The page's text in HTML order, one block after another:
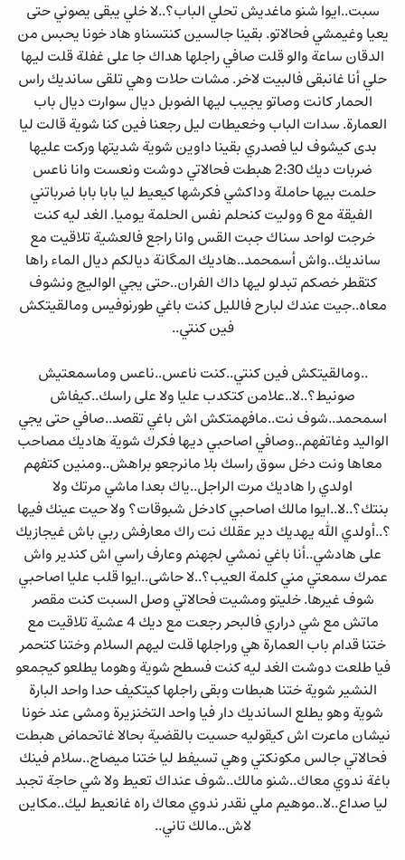
سبت..ايوا شنو ماغديش تحلي الباب؟..لا خلي يبقى يصوني حتى
يعيا وغيمشي فحالاتو. بقينا جالسين كنتسناو هاد خونا يحبس من
الدقان ساعة والو قلت صافي راجلها هداك جا على غفلة قلت ليها
حلي أنا غانبقى فالبيت لاخر. مشات حلات وهي تلقى سانديك راس
الحمار كانت وصاتو يجيب ليها الضوبل ديال سوارت ديال باب
العمارة. سدات الباب وخعيطات ليل رجعنا فين كنا شوية قالت ليا
بدى كيشوف ليا فصدري بقينا داوين شوية شديتها وركت عليها
ضربات ديك 2:30 هبطت فحالاتي دوشت ونعست وانا ناعس
حلمت بيها حاملة وداكشي فكرشها كيعيط ليا بابا بابا ضرباتني
الفيقة مع 6 ووليت كنحلم نفس الحلمة يوميا. الغد ليه كنت
خرجت لواحد سناك جبت القس وانا راجع فالعشية تلاقيت مع
سانديك..واش أسمحمد..هاديك المگانة ديالكم ديال الماء راها
كتقطر خصكم تبدلو ليها داك الفران..حتى يجي الواليج ونشوف
معاه..جيت عندك لبارح فالليل كنت باغي طورنوفيس ومالقيتكش
فين كنتي..
..ومالقيتكش فين كنتي..كنت ناعس..ناعس وماسمعتيش
صونيط؟..لا..علامن كتكدب عليا ولا على راسك..كيفاش
اسمحمد..شوف نت..مافهمتكش اش باغي تقصد..صافي حتى يجي
الواليد وغاتفهم..وصافي اصاحبي ديها فكرك شوية هاديك مصاحب
معاها ونت دخل سوق راسك بلا مانرجعو براهش..ومنين كتفهم
اولدي را هاديك مرت الراجل..ياك بعدا ماشي مرتك ولا
بنتك؟..لا..ايوا مالك اصاحبي كادخل شبوقات؟ ولا حيت عينك فيها
؟..أولدي الله يهديك دير عقلك نت راك معارفش ربي باش غيجازيك
على هادشي..أنا باغي نمشي لجهنم وعارف راسي اش كندير واش
عمرك سمعتي مني كلمة العيب؟..لا حاشى..ايوا قلب عليا اصاحبي
شوف غيرها. خليتو ومشيت فحالاتي وصل السبت كنت مقصر
ماتش مع شي دراري فالبحر رجعت مع ديك 4 عشية تلاقيت مع
ختنا قدام باب العمارة هي وراجلها قلت ليهم السلام وختنا كتحمر
فيا طلعت دوشت الغد ليه كنت فسطح شوية وهوما يطلعو كيجمعو
النشير شوية ختنا هبطات وبقى راجلها كيتكيف حدا واحد البارة
شوية وهو يطلع السانديك دار فيا واحد التخنزيرة ومشى عند خونا
نيشان ماعرت اش كيقوليه حسيت بالقضية بحالا غاتحماض هبطت
فحالاتي جالس مكونكتي وهي تسيفط ليا ختنا ميصاج..سلام فينك
باغة ندوي معاك..شنو مالك..شوف عنداك تعيط ولا شي حاجة تجبد
ليا صداع..لا..موهيم ملي نقدر ندوي معاك راه غانعيط ليك..مكاين
لاش..مالك تاني..